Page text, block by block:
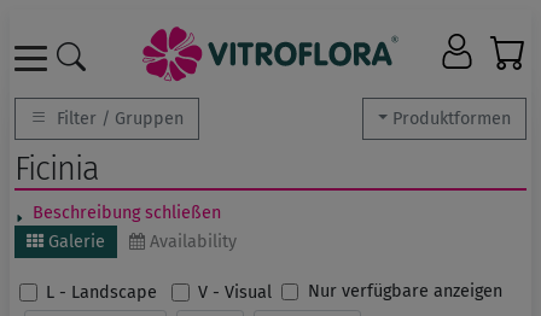
Produktformen
Filter / Gruppen
Ficinia
Beschreibung schließen
Galerie
Availability
L - Landscape V - Visual
Nur verfügbare anzeigen